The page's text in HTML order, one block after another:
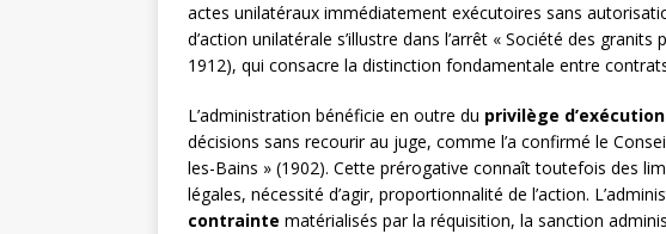
actes unilatéraux immédiatement exécutoires sans
d’action unilatérale s’illustre dans l’arrêt « Société des
1912), qui consacre la distinction fondamentale entre
L’administration bénéficie en outre du privilège
décisions sans recourir au juge, comme l’a confirmé le
les-Bains » (1902). Cette prérogative connaît toutefois des
légales, nécessité d’agir, proportionnalité de l’action.
contrainte matérialisés par la réquisition, la sanction